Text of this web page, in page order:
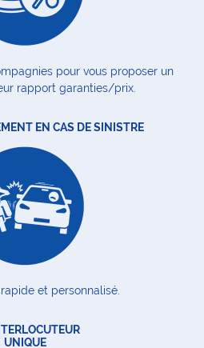
pour vous proposer un
rapport garanties/prix.
EN CAS DE SINISTRE
et personnalisé.
UNIQUE